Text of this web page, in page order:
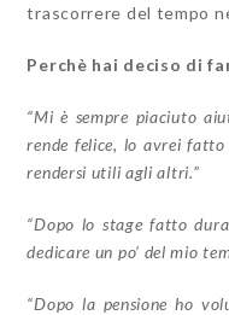
trascorrere del tempo
Perchè hai deciso di
“Mi è sempre piaciuto
rende felice, lo avrei
rendersi utili agli altri.”
“Dopo lo stage fatto
dedicare un po’ del mio
“Dopo la pensione ho